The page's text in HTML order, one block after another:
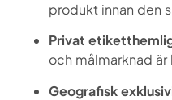
produkt innan den
Privat
och målmarknad
Geografisk